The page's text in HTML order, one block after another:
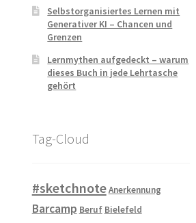
Selbstorganisiertes Lernen mit
Generativer KI – Chancen und
Grenzen
Lernmythen aufgedeckt – warum
dieses Buch in jede Lehrtasche
gehört
Tag-Cloud
#sketchnoteAnerkennung
Barcamp Beruf Bielefeld